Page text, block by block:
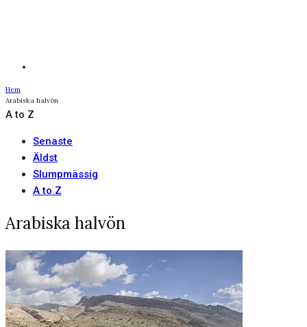
Hem
Arabiska halvön
A to Z
Senaste
Äldst
Slumpmässig
A to Z
Arabiska halvön